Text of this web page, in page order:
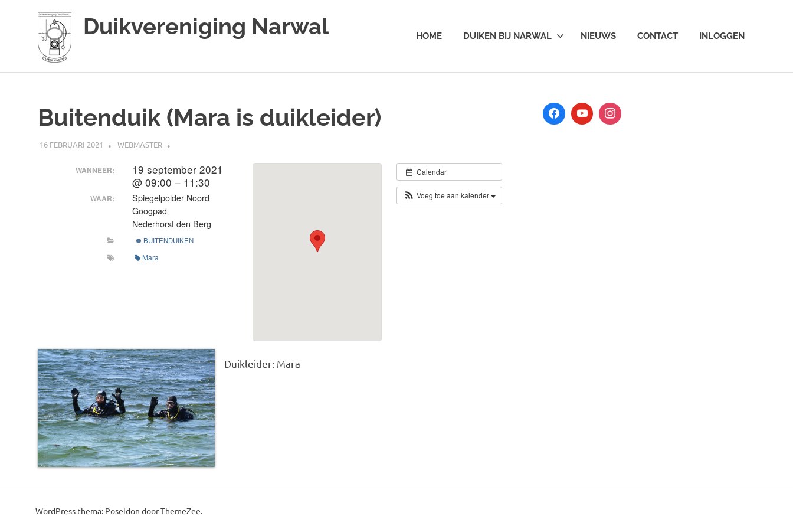
Duikvereniging Narwal HOME DUIKEN BIJ NARWAL NIEUWS CONTACT INLOGGEN
Buitenduik (Mara is duikleider)
16 FEBRUARI 2021 WEBMASTER
Calendar
Voeg toe aan kalender
WANNEER:
19 september 2021
@ 09:00 – 11:30
WAAR:
Spiegelpolder Noord
Googpad
Nederhorst den Berg
BUITENDUIKEN
Mara
Duikleider: Mara
WordPress thema: Poseidon door ThemeZee.